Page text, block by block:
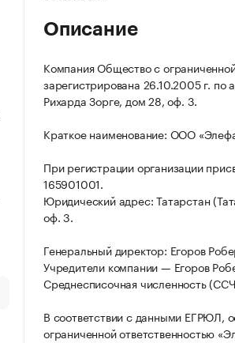
Описание
Компания Общество с
зарегистрирована 26.10.2005 г. по
Рихарда Зорге, дом 28, оф. 3.
Краткое наименование: ООО
При регистрации организации
165901001.
Юридический адрес: Татарстан
оф. 3.
Генеральный директор: Егоров
Учредители компании — Егоров
Среднесписочная численность
В соответствии с данными ЕГРЮЛ,
ограниченной ответственностью